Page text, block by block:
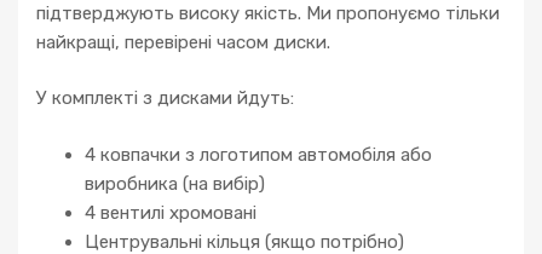
підтверджують високу якість. Ми пропонуємо тільки
найкращі, перевірені часом диски.
У комплекті з дисками йдуть:
4 ковпачки з логотипом автомобіля або
виробника (на вибір)
4 вентилі хромовані
Центрувальні кільця (якщо потрібно)